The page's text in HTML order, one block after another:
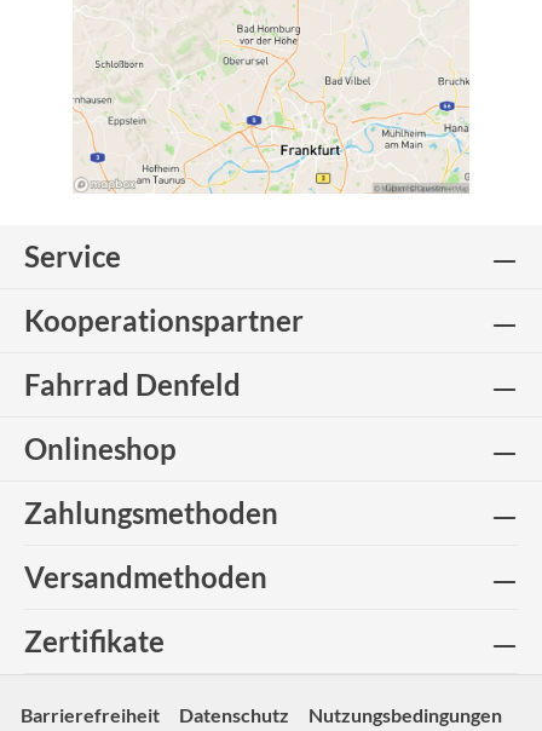
Service
Kooperationspartner
Fahrrad Denfeld
Onlineshop
Zahlungsmethoden
Versandmethoden
Zertifikate
Barrierefreiheit Datenschutz
Nutzungsbedingungen